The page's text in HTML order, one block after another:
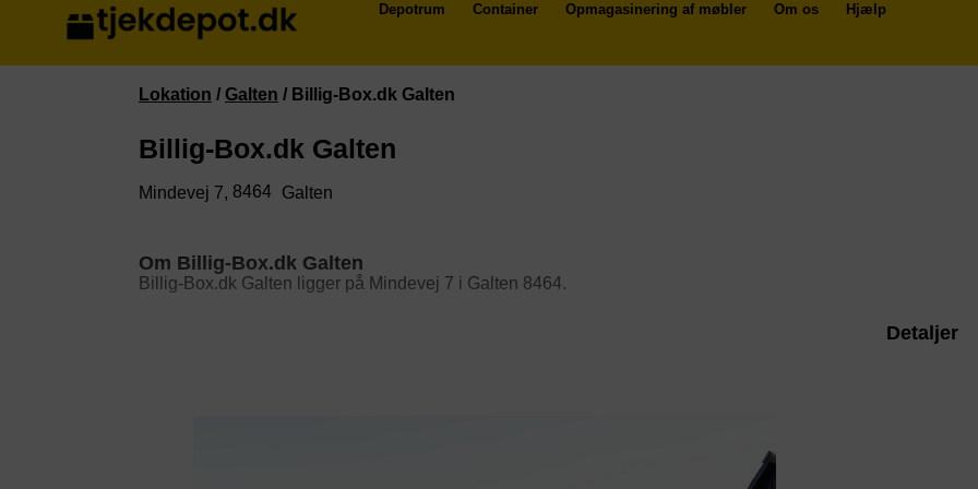
Depotrum Container Opmagasinering af møbler Om os Hjælp
Lokation / Galten / Billig-Box.dk Galten
Billig-Box.dk Galten
Mindevej 7, 8464 Galten
Om Billig-Box.dk Galten
Billig-Box.dk Galten ligger på Mindevej 7 i Galten 8464.
Detaljer